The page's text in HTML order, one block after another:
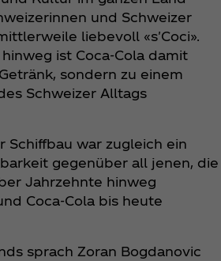
und Schweizer
liebevoll «s'Coci».
ist Coca‑Cola damit
sondern zu einem
Schweizer Alltags
Schiffbau war zugleich ein
gegenüber all jenen, die
Jahrzehnte hinweg
Coca‑Cola bis heute
sprach Zoran Bogdanovic